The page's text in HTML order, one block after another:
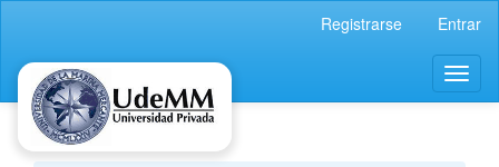
principal
Barra
lateral
Registrarse Entrar